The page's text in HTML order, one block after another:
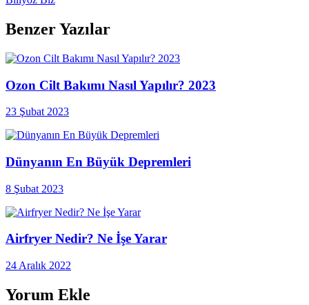
Benzer Yazılar
Ozon Cilt Bakımı Nasıl Yapılır? 2023
23 Şubat 2023
Dünyanın En Büyük Depremleri
8 Şubat 2023
Airfryer Nedir? Ne İşe Yarar
24 Aralık 2022
Yorum Ekle